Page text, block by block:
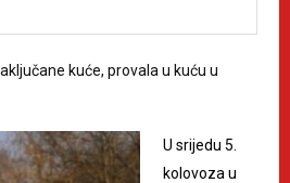
kuće, provala u kuću u
U srijedu 5.
kolovoza u